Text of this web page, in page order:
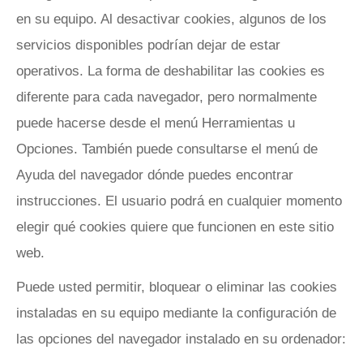
en su equipo. Al desactivar cookies, algunos de los
servicios disponibles podrían dejar de estar
operativos. La forma de deshabilitar las cookies es
diferente para cada navegador, pero normalmente
puede hacerse desde el menú Herramientas u
Opciones. También puede consultarse el menú de
Ayuda del navegador dónde puedes encontrar
instrucciones. El usuario podrá en cualquier momento
elegir qué cookies quiere que funcionen en este sitio
web.
Puede usted permitir, bloquear o eliminar las cookies
instaladas en su equipo mediante la configuración de
las opciones del navegador instalado en su ordenador: